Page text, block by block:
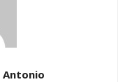
Antonio